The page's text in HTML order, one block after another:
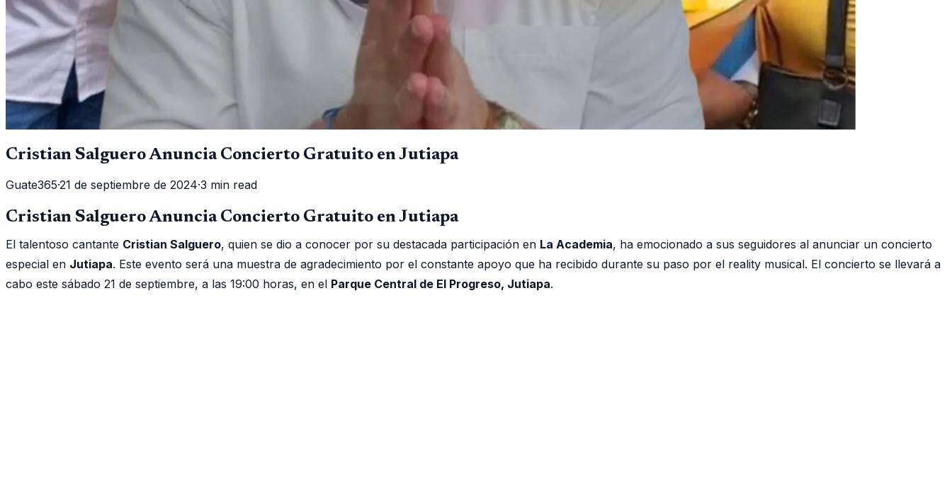
Cristian Salguero Anuncia Concierto Gratuito en Jutiapa
Guate365·21 de septiembre de 2024·3 min read
Cristian Salguero Anuncia Concierto Gratuito en Jutiapa
El talentoso cantante Cristian Salguero, quien se dio a conocer por su destacada participación en La Academia, ha emocionado a sus seguidores al anunciar un concierto
especial en Jutiapa. Este evento será una muestra de agradecimiento por el constante apoyo que ha recibido durante su paso por el reality musical. El concierto se llevará a
cabo este sábado 21 de septiembre, a las 19:00 horas, en el Parque Central de El Progreso, Jutiapa.